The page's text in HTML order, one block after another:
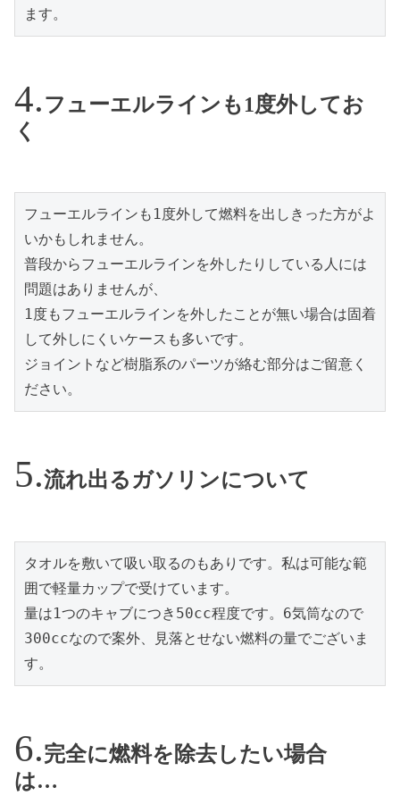
ます。
フューエルラインも1度外してお
く
フューエルラインも1度外して燃料を出しきった方がよ
いかもしれません。
普段からフューエルラインを外したりしている人には
問題はありませんが、
1度もフューエルラインを外したことが無い場合は固着
して外しにくいケースも多いです。
ジョイントなど樹脂系のパーツが絡む部分はご留意く
ださい。
流れ出るガソリンについて
タオルを敷いて吸い取るのもありです。私は可能な範
囲で軽量カップで受けています。
量は1つのキャブにつき50cc程度です。6気筒なので
300ccなので案外、見落とせない燃料の量でございま
す。
完全に燃料を除去したい場合
は…